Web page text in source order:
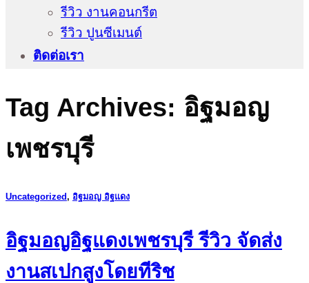
รีวิว งานคอนกรีต
รีวิว ปูนซีเมนต์
ติดต่อเรา
Tag Archives: อิฐมอญ
เพชรบุรี
Uncategorized, อิฐมอญ อิฐแดง
อิฐมอญอิฐแดงเพชรบุรี รีวิว จัดส่ง
งานสเปกสูงโดยทีริช